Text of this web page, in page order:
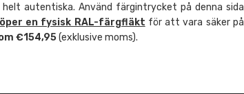
autentiska. Använd färgintrycket på denna sida
en fysisk RAL-färgfläkt för att vara säker på
€154,95(exklusive moms).
Leinster Home and